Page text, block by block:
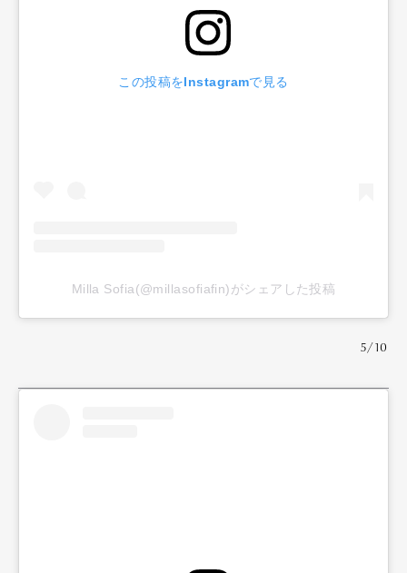
この投稿をInstagramで見る
Milla Sofia(@millasofiafin)がシェアした投稿
5/10